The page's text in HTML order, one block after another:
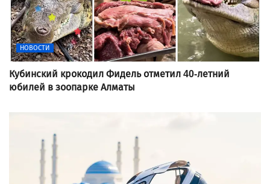
НОВОСТИ
Кубинский крокодил Фидель отметил 40-летний
юбилей в зоопарке Алматы